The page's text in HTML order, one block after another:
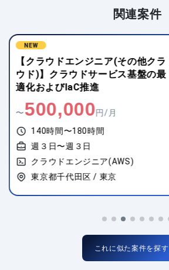
関連案件
NEW
【クラウドエンジニア(その他クラ
ウド)】クラウドサービス基盤の最
適化およびIaC推進
〜500,000円/月
140時間〜180時間
週３日〜週３日
クラウドエンジニア(AWS)
東京都千代田区 / 東京
これに似た案件を探す